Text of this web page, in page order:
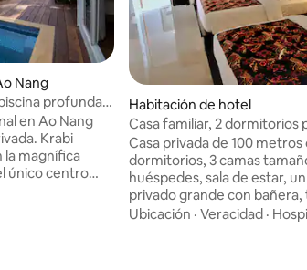
Nang
profunda -
en Ao Nang
Krabi
la magnífica
único centro
Habitación de hotel
Casa familiar, 2 dormitorios
personas, desayuno
Casa privada de 100 metros
dormitorios, 3 camas
huéspedes, sala de estar,
privado grande con
semiabierto al que se puede
Ubicación · Veracidad ·